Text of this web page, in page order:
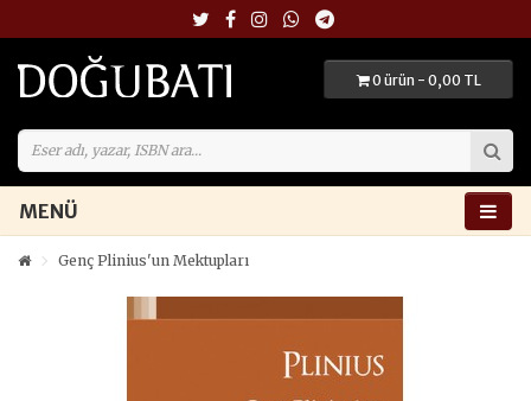
0 ürün - 0,00 TL
MENÜ
Genç Plinius'un Mektupları